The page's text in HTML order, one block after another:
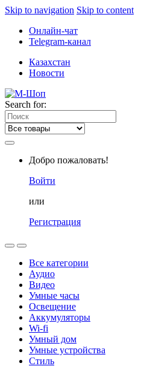
Skip to navigation Skip to content
Онлайн-чат
Telegram-канал
Казахстан
Новости
Search for:
Добро пожаловать!
Войти
или
Регистрация
Все категории
Аудио
Видео
Умные часы
Освещение
Аккумуляторы
Wi-fi
Умный дом
Умные устройства
Стиль